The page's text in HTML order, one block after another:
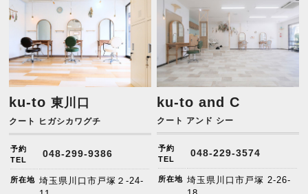
ku-to東川口
クート ヒガシカワグチ
予約
TEL
048-299-9386
所在地 埼玉県川口市戸塚２-24-
ku-to and C
クート アンド シー
予約
TEL
048-229-3574
所在地 埼玉県川口市戸塚 2-26-